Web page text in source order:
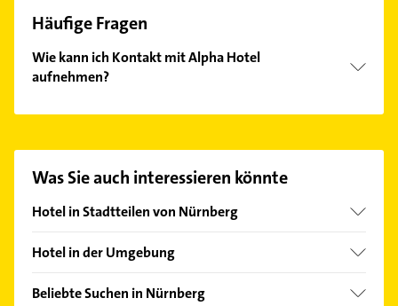
Häufige Fragen
Wie kann ich Kontakt mit Alpha Hotel
aufnehmen?
finden Sie alleKontaktdaten.
Was Sie auch interessieren könnte
Hotel in Stadtteilen von Nürnberg
Altenfurt
Gostenhof
Hotel in der Umgebung
Heroldsberg
Beliebte Suchen in Nürnberg